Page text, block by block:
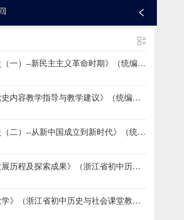
专家讲座《统编历史教科书中的党史（一）--新民主主义革命时期》（统编历史教科书中的党史全国教研会）
教学指导《统编初中历史教科书中党史内容教学指导与教学建议》（统编历史教科书中的党史全国教研会）
专家讲座《统编历史教科书中的党史（二）--从新中国成立到新时代》（统编历史教科书中的党史全国教研会）t84s
讲座《浙江省初中历史与社会教育发展历程及探索成果》（浙江省初中历史与社会课堂教学评审及观摩活动）
讲座《核心素养下追寻精彩的课堂教学》（浙江省初中历史与社会课堂教学评审及观摩活动）